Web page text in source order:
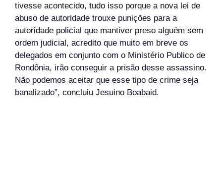
tivesse acontecido, tudo isso porque a nova lei de
abuso de autoridade trouxe punições para a
autoridade policial que mantiver preso alguém sem
ordem judicial, acredito que muito em breve os
delegados em conjunto com o Ministério Publico de
Rondônia, irão conseguir a prisão desse assassino.
Não podemos aceitar que esse tipo de crime seja
banalizado”, concluiu Jesuino Boabaid.